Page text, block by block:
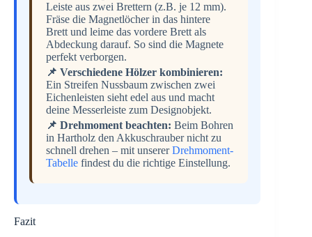
Leiste aus zwei Brettern (z.B. je 12 mm).
Fräse die Magnetlöcher in das hintere
Brett und leime das vordere Brett als
Abdeckung darauf. So sind die Magnete
perfekt verborgen.
📌 Verschiedene Hölzer kombinieren:
Ein Streifen Nussbaum zwischen zwei
Eichenleisten sieht edel aus und macht
deine Messerleiste zum Designobjekt.
📌 Drehmoment beachten: Beim Bohren
in Hartholz den Akkuschrauber nicht zu
schnell drehen – mit unsererDrehmoment-
Tabelle findest du die richtige Einstellung.
Fazit